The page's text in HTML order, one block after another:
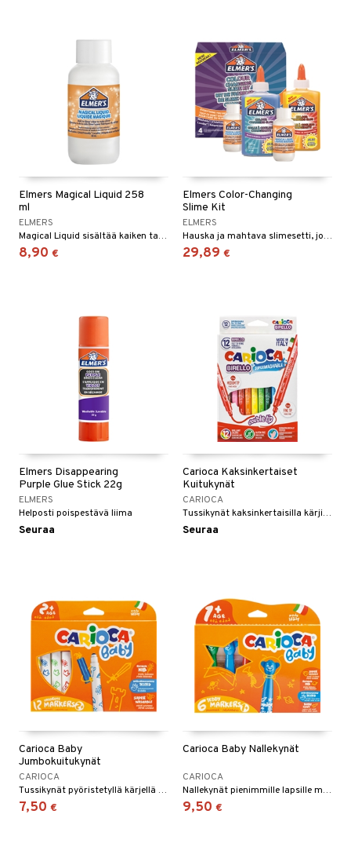
Elmers Magical Liquid 258
ml
ELMERS
Magical Liquid sisältää kaiken tarvittavan muuttamaan liiman slimeksi.
8,90 €
Elmers Color-Changing
Slime Kit
ELMERS
Hauska ja mahtava slimesetti, jolla teet auringonvalossa väria vaihtavaa limaa
29,89 €
Elmers Disappearing
Purple Glue Stick 22g
ELMERS
Helposti poispestävä liima
Seuraa
Carioca Kaksinkertaiset
Kuitukynät
CARIOCA
Tussikynät kaksinkertaisilla kärjillä 12 eri värein.
Seuraa
Carioca Baby
Jumbokuitukynät
CARIOCA
Tussikynät pyöristetyllä kärjellä lapsille 2 ikävuodesta alkaen.
7,50 €
Carioca Baby Nallekynät
CARIOCA
Nallekynät pienimmille lapsille maalaamiseen.
9,50 €